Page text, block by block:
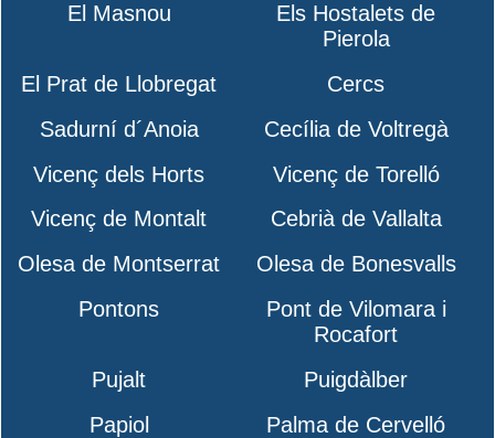
El Masnou
Els Hostalets de
Pierola
El Prat de Llobregat
Cercs
Sadurní d´Anoia
Cecília de Voltregà
Vicenç dels Horts
Vicenç de Torelló
Vicenç de Montalt
Cebrià de Vallalta
Olesa de Montserrat
Olesa de Bonesvalls
Pontons
Pont de Vilomara i
Rocafort
Pujalt
Puigdàlber
Papiol
Palma de Cervelló